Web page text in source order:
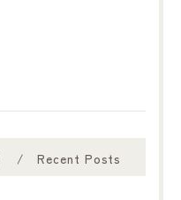
Recent Posts